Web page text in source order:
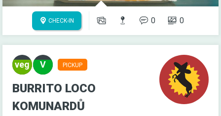
CHECK-IN 0 0
PICKUP
BURRITO LOCO
KOMUNARDŮ